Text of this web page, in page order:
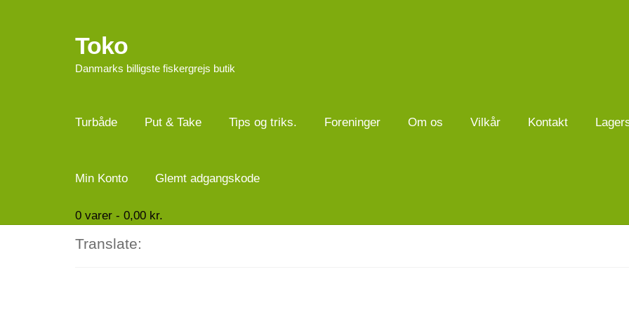
Spring
til
navigation
Spring
til
indhold
Toko
Danmarks billigste fiskergrejs butik
Turbåde Put & Take Tips og triks. Foreninger Om os Vilkår Kontakt
Min Konto Glemt adgangskode
0varer - 0,00 kr.
Translate: